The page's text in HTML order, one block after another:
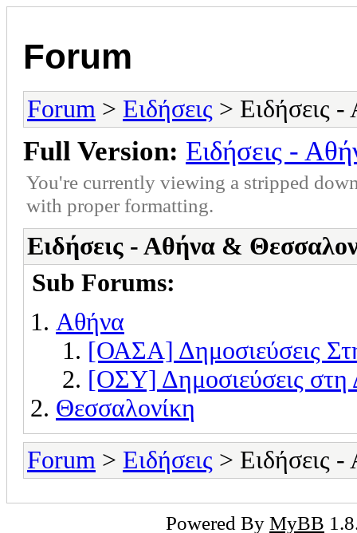
Forum
Forum > Ειδήσεις > Ειδήσεις
Full Version: Ειδήσεις -
You're currently viewing a stripped
with proper formatting.
Ειδήσεις - Αθήνα &
Sub Forums:
Αθήνα
[ΟΑΣΑ] Δημοσιεύσεις
[ΟΣΥ] Δημοσιεύσεις στη
Θεσσαλονίκη
Forum > Ειδήσεις > Ειδήσεις
Powered By MyBB